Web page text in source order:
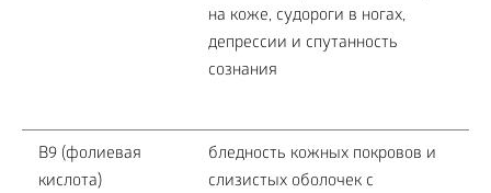
на коже, судороги в ногах,
депрессии и спутанность
сознания
В9 (фолиевая
кислота)
бледность кожных покровов и
слизистых оболочек с